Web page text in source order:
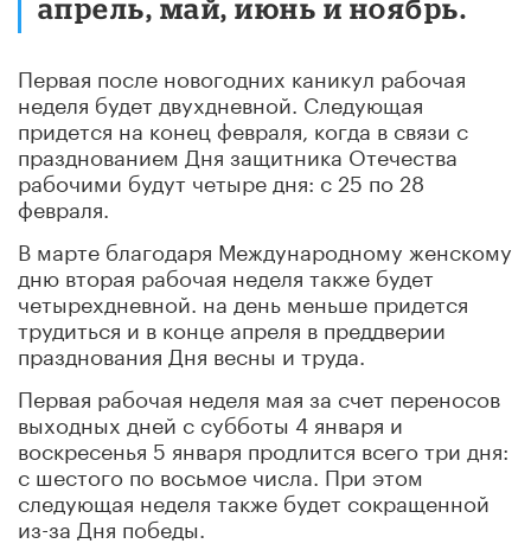
апрель, май, июнь и ноябрь.
Первая после новогодних каникул рабочая
неделя будет двухдневной. Следующая
придется на конец февраля, когда в связи с
празднованием Дня защитника Отечества
рабочими будут четыре дня: с 25 по 28
февраля.
В марте благодаря Международному женскому
дню вторая рабочая неделя также будет
четырехдневной. на день меньше придется
трудиться и в конце апреля в преддверии
празднования Дня весны и труда.
Первая рабочая неделя мая за счет переносов
выходных дней с субботы 4 января и
воскресенья 5 января продлится всего три дня:
с шестого по восьмое числа. При этом
следующая неделя также будет сокращенной
из-за Дня победы.